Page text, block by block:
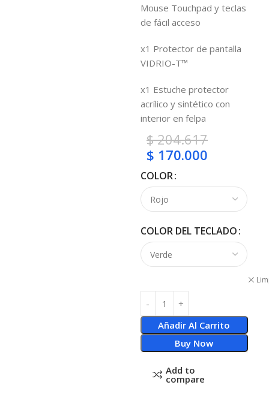
Mouse Touchpad y teclas
de fácil acceso
x1 Protector de pantalla
VIDRIO-T™
x1 Estuche protector
acrílico y sintético con
interior en felpa
$204.617
$ 170.000
COLOR
COLOR DEL TECLADO
Añadir Al Carrito
Buy Now
Add to
compare